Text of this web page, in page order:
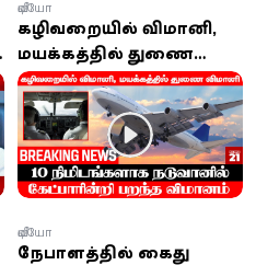
கழிவறையில் விமானி,
மயக்கத்தில் துணை
விமானி... 10
நிமிடங்களாக நடுவானில்
கேட்பாரின்றி பறந்த
விமானம்!
வீடியோ
நேபாளத்தில் கைது
வீடியோ